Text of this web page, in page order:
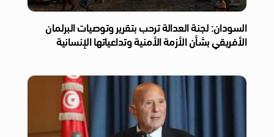
السودان: لجنة العدالة ترحب بتقرير وتوصيات البرلمان
الأفريقي بشأن الأزمة الأمنية وتداعياتها الإنسانية